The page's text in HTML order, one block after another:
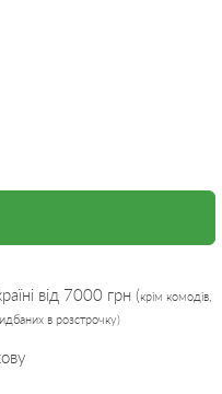
від 7000 грн (крім комодів,
в розстрочку)